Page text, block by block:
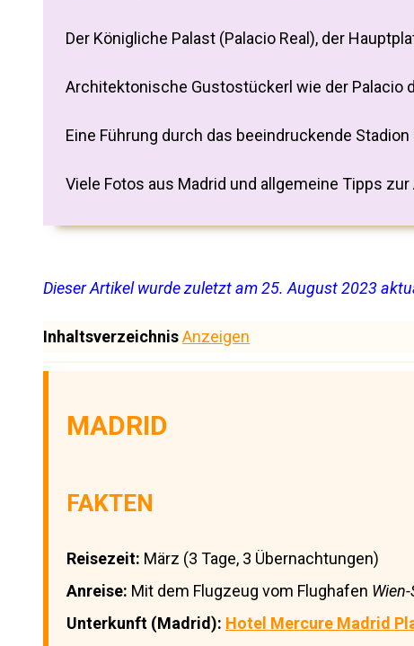
Der Königliche Palast (Palacio Real), der
Architektonische Gustostückerl wie der Palacio
Eine Führung durch das beeindruckende
Viele Fotos aus Madrid und allgemeine Tipps
Dieser Artikel wurde zuletzt am 25. August 2023
InhaltsverzeichnisAnzeigen
MADRID
FAKTEN
Reisezeit: März (3 Tage, 3 Übernachtungen)
Anreise: Mit dem Flugzeug vom Flughafen
Unterkunft (Madrid): Hotel Mercure Madrid